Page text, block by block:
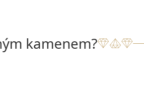
kamenem?